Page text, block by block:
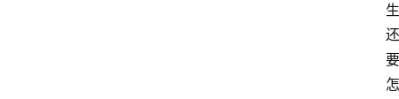
生
还
要
怎